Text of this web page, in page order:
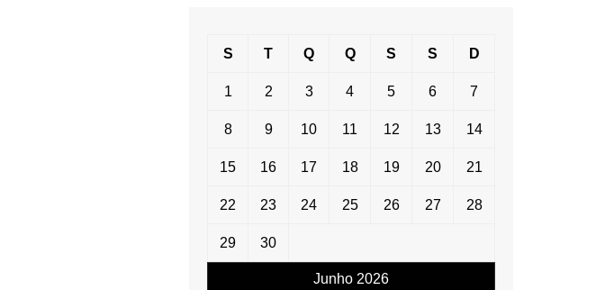
Junho 2026
S T Q Q S S D
1 2 3 4 5 6 7
8 9 10 11 12 13 14
15 16 17 18 19 20 21
22 23 24 25 26 27 28
29 30